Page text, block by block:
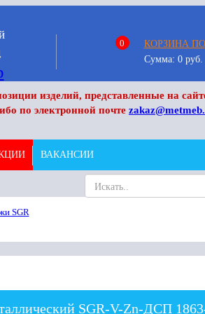
0
КОРЗИНА
Сумма: 0руб.
изделий, представленные на
по электронной почте
ВАКАНСИИ
SGR
SGR-V-Zn-ДСП